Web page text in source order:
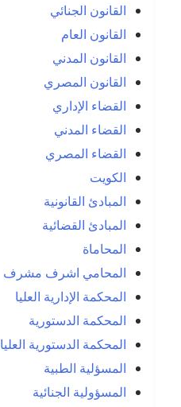
القانون الجنائي
القانون العام
القانون المدني
القانون المصري
القضاء الإداري
القضاء المدني
القضاء المصري
الكويت
المبادئ القانونية
المبادئ القضائية
المحاماة
المحامي اشرف مشرف
المحكمة الإدارية العليا
المحكمة الدستورية
المحكمة الدستورية العليا
المسؤلية الطبية
المسؤولية الجنائية